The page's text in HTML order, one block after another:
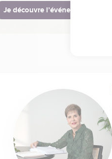
Je découvre l’événement